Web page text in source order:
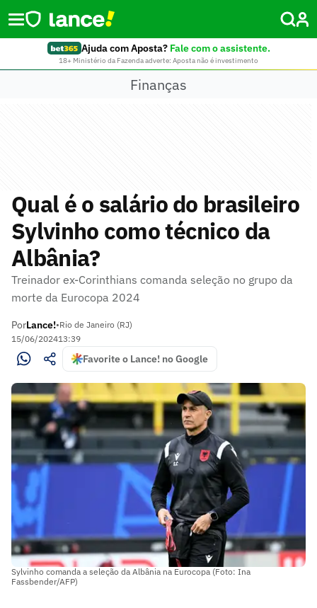
Ajuda com Aposta? Fale com o assistente.
18+ Ministério da Fazenda adverte: Aposta não é investimento
Finanças
Qual é o salário do brasileiro
Sylvinho como técnico da
Albânia?
Treinador ex-Corinthians comanda seleção no grupo da
morte da Eurocopa 2024
PorLance!•Rio de Janeiro (RJ)
15/06/202413:39
Favorite o Lance! no Google
Sylvinho comanda a seleção da Albânia na Eurocopa (Foto: Ina
Fassbender/AFP)